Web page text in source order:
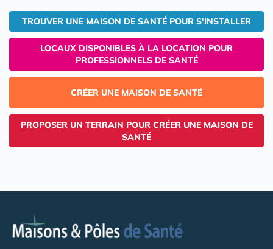
TROUVER UNE MAISON DE SANTÉ POUR S'INSTALLER
LOCAUX DISPONIBLES À LA LOCATION POUR
PROFESSIONNELS DE SANTÉ
CRÉER UNE MAISON DE SANTÉ
PROPOSER UN TERRAIN POUR CRÉER UNE MAISON DE
SANTÉ